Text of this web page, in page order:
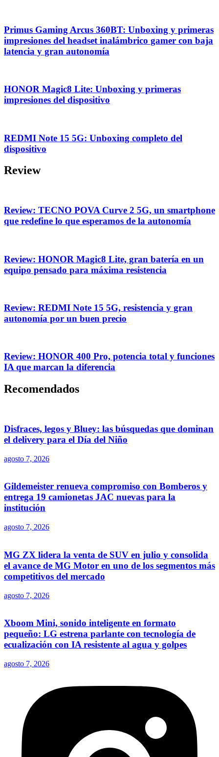
Primus Gaming Arcus 360BT: Unboxing y primeras
impresiones del headset inalámbrico gamer con baja
latencia y gran autonomía
HONOR Magic8 Lite: Unboxing y primeras
impresiones del dispositivo
REDMI Note 15 5G: Unboxing completo del
dispositivo
Review
Review: TECNO POVA Curve 2 5G, un smartphone
que redefine lo que esperamos de la autonomía
Review: HONOR Magic8 Lite, gran batería en un
equipo pensado para máxima resistencia
Review: REDMI Note 15 5G, resistencia y gran
autonomía por un buen precio
Review: HONOR 400 Pro, potencia total y funciones
IA que marcan la diferencia
Recomendados
Disfraces, legos y Bluey: las búsquedas que dominan
el delivery para el Día del Niño
agosto 7, 2026
Gildemeister renueva compromiso con Bomberos y
entrega 19 camionetas JAC nuevas para la
institución
agosto 7, 2026
MG ZX lidera la venta de SUV en julio y consolida
el avance de MG Motor en uno de los segmentos más
competitivos del mercado
agosto 7, 2026
Xboom Mini, sonido inteligente en formato
pequeño: LG estrena parlante con tecnología de
ecualización con IA resistente al agua y golpes
agosto 7, 2026